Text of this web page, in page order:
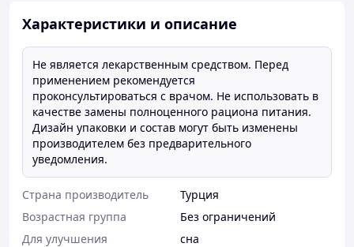
Характеристики и описание
Не является лекарственным средством. Перед
применением рекомендуется
проконсультироваться с врачом. Не использовать в
качестве замены полноценного рациона питания.
Дизайн упаковки и состав могут быть изменены
производителем без предварительного
уведомления.
Страна производитель
Турция
Возрастная группа
Без ограничений
Для улучшения
сна